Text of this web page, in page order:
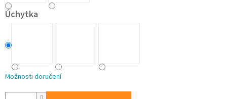
Úchytka
Možnosti doručení